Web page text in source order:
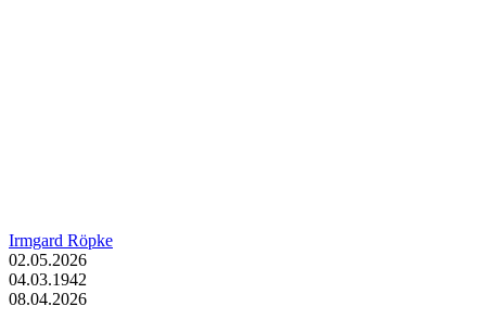
Irmgard Röpke
02.05.2026
04.03.1942
08.04.2026